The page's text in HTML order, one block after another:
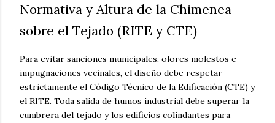
Normativa y Altura de la Chimenea
sobre el Tejado (RITE y CTE)
Para evitar sanciones municipales, olores molestos e
impugnaciones vecinales, el diseño debe respetar
estrictamente el Código Técnico de la Edificación (CTE) y
el RITE. Toda salida de humos industrial debe superar la
cumbrera del tejado y los edificios colindantes para